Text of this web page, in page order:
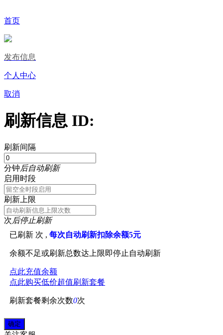
首页
发布信息
个人中心
取消
刷新信息 ID:
刷新间隔
分钟后自动刷新
启用时段
刷新上限
次后停止刷新
已刷新 次 ,每次自动刷新扣除余额5元
余额不足或刷新总数达上限即停止自动刷新
点此充值余额
点此购买低价超值刷新套餐
刷新套餐剩余次数0次